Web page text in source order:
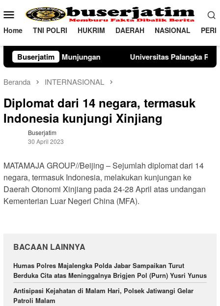
ke
konten
Menu
Mobile
Home TNI POLRI HUKRIM DAERAH NASIONAL
Buserjatim
Raya Perkuat SDM Polri Lewat Pusat Studi Kepolisian
Beranda INTERNASIONAL
Diplomat dari 14 negara, termasuk
Indonesia kunjungi Xinjiang
Buserjatim
30 April 2023
MATAMAJA GROUP//Beijing – Sejumlah diplomat dari 14
negara, termasuk Indonesia, melakukan kunjungan ke
Daerah Otonomi Xinjiang pada 24-28 April atas undangan
Kementerian Luar Negeri China (MFA).
BACAAN LAINNYA
Humas Polres Majalengka Polda Jabar Sampaikan Turut
Berduka Cita atas Meninggalnya Brigjen Pol (Purn) Yusri Yunus
Antisipasi Kejahatan di Malam Hari, Polsek Jatiwangi Gelar
Patroli Malam